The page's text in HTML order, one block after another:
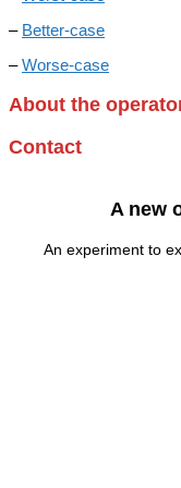
– Better-case
–Worse-case
About the
Contact
A new
An experiment to